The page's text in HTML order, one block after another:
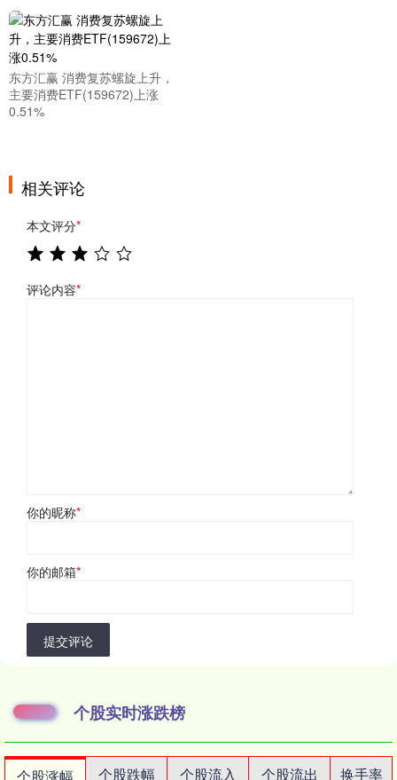
东方汇赢 消费复苏螺旋上升，
主要消费ETF(159672)上涨
0.51%
相关评论
本文评分*
评论内容*
你的昵称*
你的邮箱*
提交评论
个股实时涨跌榜
个股跌幅 个股流入 个股流出 换手率